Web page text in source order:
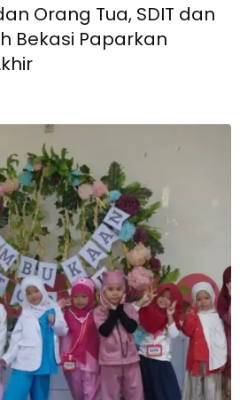
Orang Tua, SDIT dan
Bekasi Paparkan